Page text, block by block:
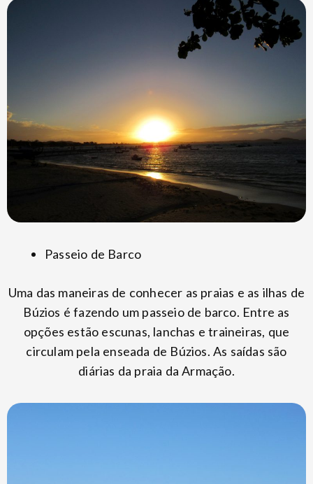
Passeio de Barco
Uma das maneiras de conhecer as praias e as ilhas de
Búzios é fazendo um passeio de barco. Entre as
opções estão escunas, lanchas e traineiras, que
circulam pela enseada de Búzios. As saídas são
diárias da praia da Armação.